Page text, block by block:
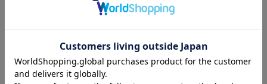
内容紹介（JPROより）
acleの仕組み』の新装版です。コマンドや機能名などを暗記する
だけでは、Oracleデータベースの管理業務に関する実力は身につ
きません。本書では、Oracleデータベースのアーキチャクチャや